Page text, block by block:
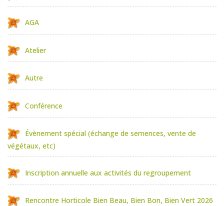
AGA
Atelier
Autre
Conférence
Évènement spécial (échange de semences, vente de
végétaux, etc)
Inscription annuelle aux activités du regroupement
Rencontre Horticole Bien Beau, Bien Bon, Bien Vert 2026